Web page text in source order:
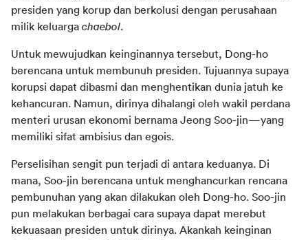
presiden yang korup dan berkolusi dengan perusahaan
milik keluarga chaebol.
Untuk mewujudkan keinginannya tersebut, Dong-ho
berencana untuk membunuh presiden. Tujuannya supaya
korupsi dapat dibasmi dan menghentikan dunia jatuh ke
kehancuran. Namun, dirinya dihalangi oleh wakil perdana
menteri urusan ekonomi bernama Jeong Soo-jin—yang
memiliki sifat ambisius dan egois.
Perselisihan sengit pun terjadi di antara keduanya. Di
mana, Soo-jin berencana untuk menghancurkan rencana
pembunuhan yang akan dilakukan oleh Dong-ho. Soo-jin
pun melakukan berbagai cara supaya dapat merebut
kekuasaan presiden untuk dirinya. Akankah keinginan